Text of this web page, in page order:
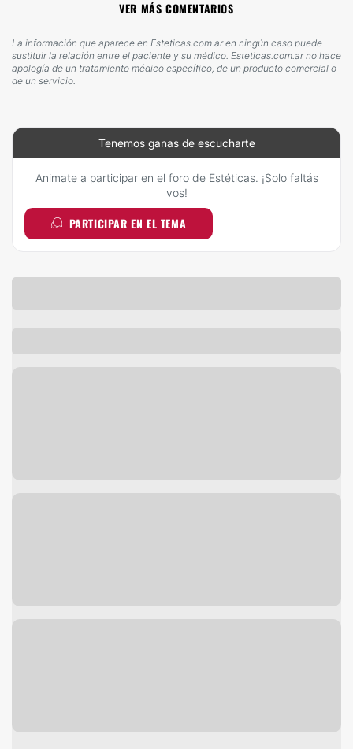
VER MÁS COMENTARIOS
La información que aparece en Esteticas.com.ar en ningún caso puede
sustituir la relación entre el paciente y su médico. Esteticas.com.ar no hace
apología de un tratamiento médico específico, de un producto comercial o
de un servicio.
Tenemos ganas de escucharte
Animate a participar en el foro de Estéticas. ¡Solo faltás
vos!
PARTICIPAR EN EL TEMA